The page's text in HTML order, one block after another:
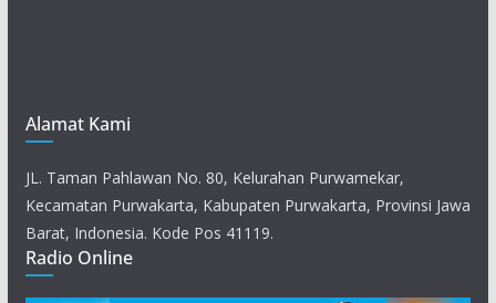
Alamat Kami
JL. Taman Pahlawan No. 80, Kelurahan Purwamekar,
Kecamatan Purwakarta, Kabupaten Purwakarta, Provinsi Jawa
Barat, Indonesia. Kode Pos 41119.
Radio Online